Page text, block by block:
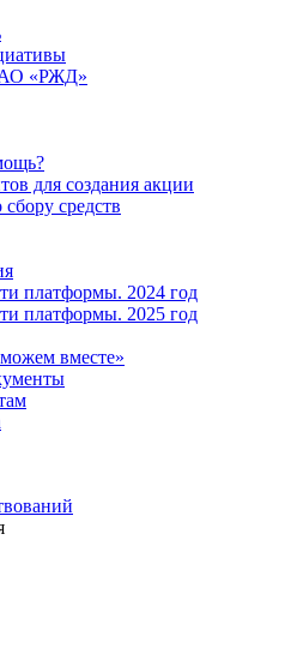
«РЖД»
для создания акции
средств
платформы. 2024 год
платформы. 2025 год
вместе»